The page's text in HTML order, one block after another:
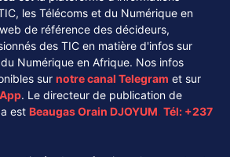
les Télécoms et du Numérique en
de référence des décideurs,
des TIC en matière d'infos sur
Numérique en Afrique. Nos infos
sur notre canal Telegram et sur
. Le directeur de publication de
est Beaugas Orain DJOYUM. Tél: +237